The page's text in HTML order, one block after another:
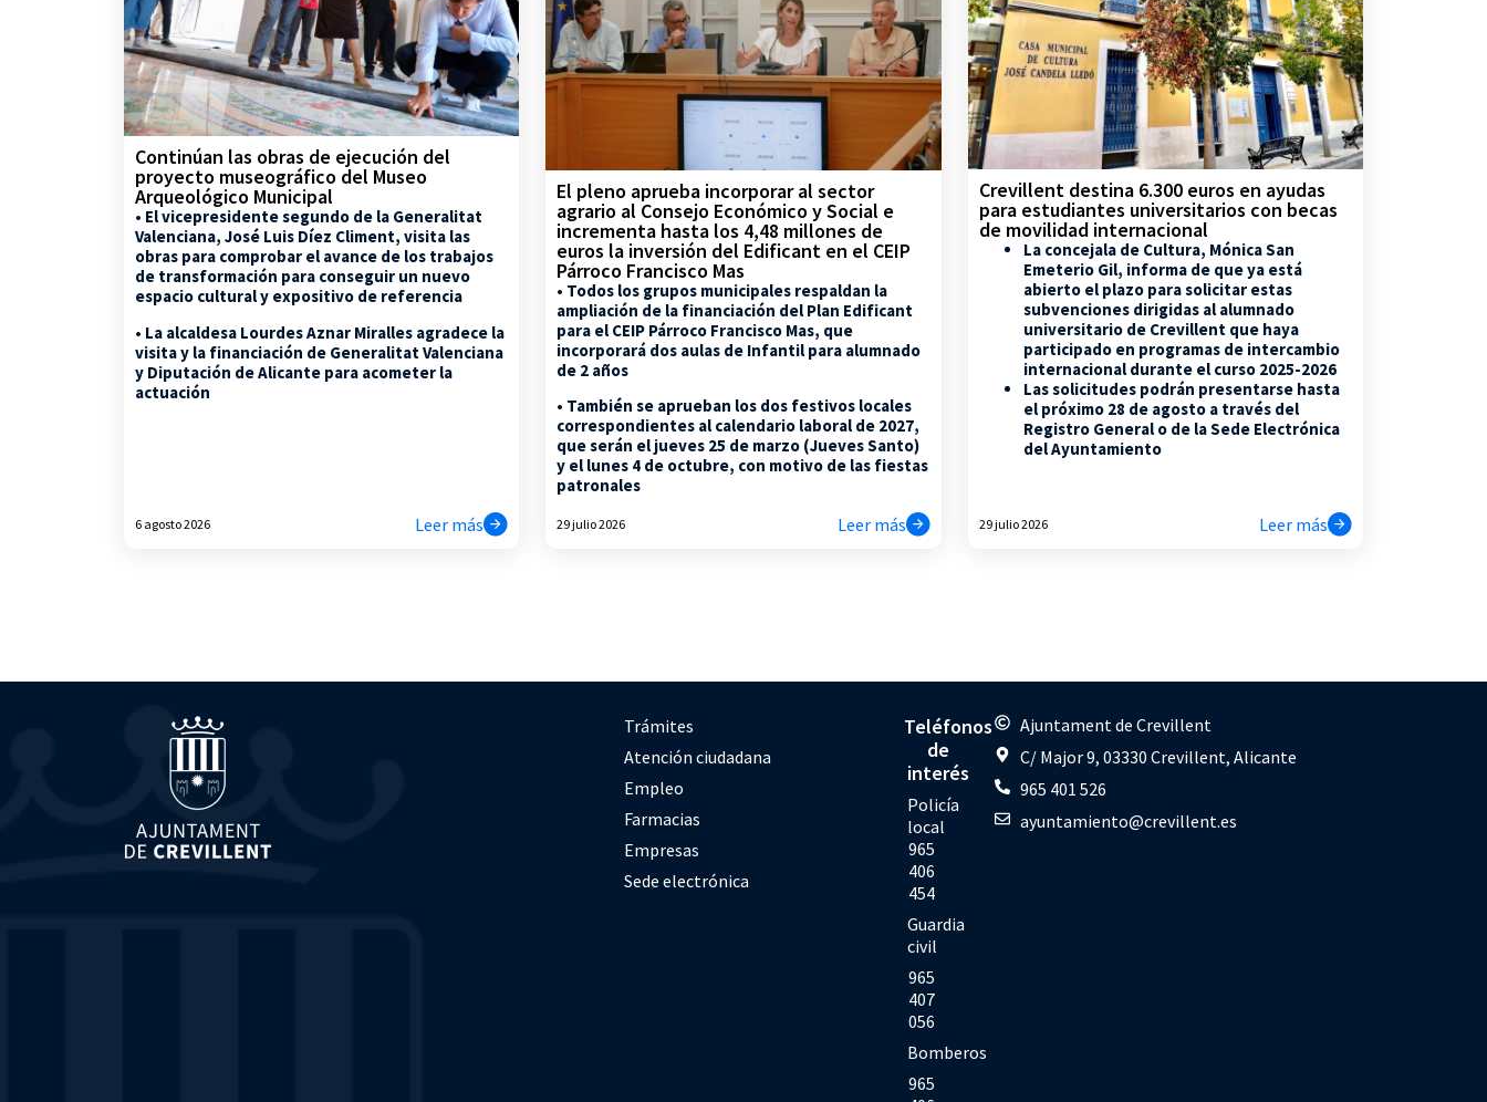
Continúan las obras de ejecución del
proyecto museográfico del Museo
Arqueológico Municipal
• El vicepresidente segundo de la Generalitat
Valenciana, José Luis Díez Climent, visita las
obras para comprobar el avance de los trabajos
de transformación para conseguir un nuevo
espacio cultural y expositivo de referencia
• La alcaldesa Lourdes Aznar Miralles agradece la
visita y la financiación de Generalitat Valenciana
y Diputación de Alicante para acometer la
actuación
6 agosto 2026 Leer más
El pleno aprueba incorporar al sector
agrario al Consejo Económico y Social e
incrementa hasta los 4,48 millones de
euros la inversión del Edificant en el CEIP
Párroco Francisco Mas
• Todos los grupos municipales respaldan la
ampliación de la financiación del Plan Edificant
para el CEIP Párroco Francisco Mas, que
incorporará dos aulas de Infantil para alumnado
de 2 años
• También se aprueban los dos festivos locales
correspondientes al calendario laboral de 2027,
que serán el jueves 25 de marzo (Jueves Santo)
y el lunes 4 de octubre, con motivo de las fiestas
patronales
29 julio 2026 Leer más
Crevillent destina 6.300 euros en ayudas
para estudiantes universitarios con becas
de movilidad internacional
La concejala de Cultura, Mónica San
Emeterio Gil, informa de que ya está
abierto el plazo para solicitar estas
subvenciones dirigidas al alumnado
universitario de Crevillent que haya
participado en programas de intercambio
internacional durante el curso 2025-2026
Las solicitudes podrán presentarse hasta
el próximo 28 de agosto a través del
Registro General o de la Sede Electrónica
del Ayuntamiento
29 julio 2026 Leer más
Trámites
Atención ciudadana
Empleo
Farmacias
Empresas
Sede electrónica
Teléfonos
de
interés
Policía
local
965
406
454
Guardia
civil
965
407
056
Bomberos
965
Ajuntament de Crevillent
C/ Major 9, 03330 Crevillent, Alicante
965 401 526
ayuntamiento@crevillent.es